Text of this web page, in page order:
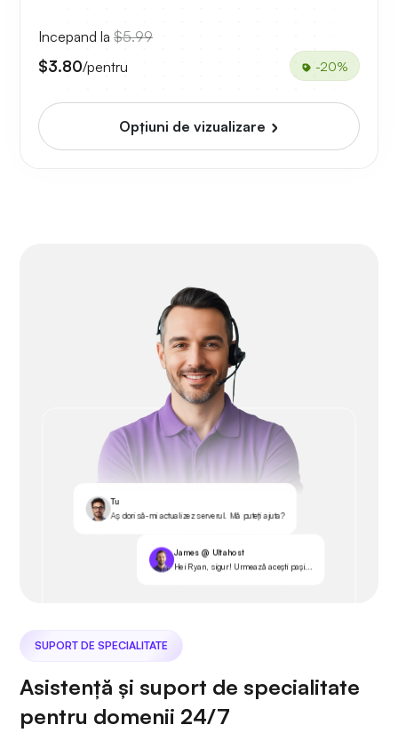
Incepand la $5.99
$3.80/pentru -20%
Opțiuni de vizualizare
Tu
Aș dori să-mi actualizez serverul. Mă puteți ajuta?
James @ Ultahost
Hei Ryan, sigur! Urmează acești pași...
SUPORT DE SPECIALITATE
Asistență și suport de specialitate
pentru domenii 24/7